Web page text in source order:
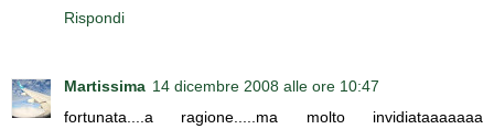
Rispondi
Martissima 14 dicembre 2008 alle ore 10:47
fortunata....a ragione.....ma molto invidiataaaaaaa